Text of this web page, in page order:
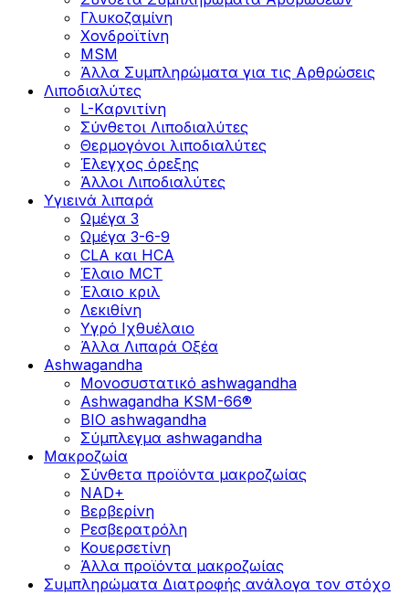
Γλυκοζαμίνη
Χονδροϊτίνη
MSM
Άλλα Συμπληρώματα για τις Αρθρώσεις
Λιποδιαλύτες
L-Kαρνιτίνη
Σύνθετοι Λιποδιαλύτες
Θερμογόνοι λιποδιαλύτες
Έλεγχος όρεξης
Άλλοι Λιποδιαλύτες
Υγιεινά λιπαρά
Ωμέγα 3
Ωμέγα 3-6-9
CLA και HCA
Έλαιο MCT
Έλαιο κριλ
Λεκιθίνη
Υγρό Ιχθυέλαιο
Άλλα Λιπαρά Οξέα
Ashwagandha
Μονοσυστατικό ashwagandha
Ashwagandha KSM-66®
BIO ashwagandha
Σύμπλεγμα ashwagandha
Μακροζωία
Σύνθετα προϊόντα μακροζωίας
NAD+
Βερβερίνη
Ρεσβερατρόλη
Κουερσετίνη
Άλλα προϊόντα μακροζωίας
Συμπληρώματα Διατροφής ανάλογα τον στόχο